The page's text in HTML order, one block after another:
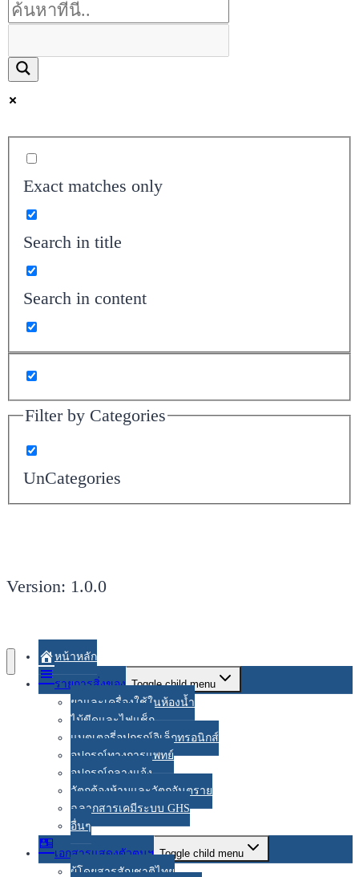
Exact matches only
Search in title
Search in content
Filter by Categories
UnCategories
Version: 1.0.0
หน้าหลัก
รายการสิ่งของ Toggle child menu
ยาและเครื่องใช้ในห้องน้ำ
ไม้ขีดและไฟแช็ก
แบตเตอรี่อุปกรณ์อิเล็กทรอนิกส์
อุปกรณ์ทางการแพทย์
อุปกรณ์กลางแจ้ง
วัตถุต้องห้ามและวัตถุอันตราย
ฉลากสารเคมีระบบ GHS
อื่นๆ
เอกสารแสดงตัวตนฯ Toggle child menu
ผู้โดยสารสัญชาติไทย